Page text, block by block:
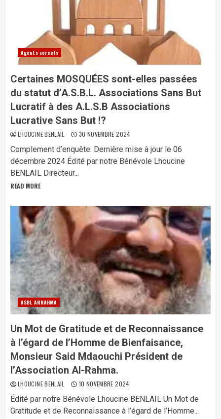
Agents sercets
Certaines MOSQUÉES sont-elles passées
du statut d’A.S.B.L. Associations Sans But
Lucratif à des A.L.S.B Associations
Lucrative Sans But !?
LHOUCINE BENLAIL 30 NOVEMBRE 2024
Complement d’enquête: Dernière mise à jour le 06
décembre 2024 Édité par notre Bénévole Lhoucine
BENLAIL Directeur...
READ MORE
ASBL ARRAHMA
Un Mot de Gratitude et de Reconnaissance
à l’égard de l’Homme de Bienfaisance,
Monsieur Said Mdaouchi Président de
l’Association Al-Rahma.
LHOUCINE BENLAIL 10 NOVEMBRE 2024
Édité par notre Bénévole Lhoucine BENLAIL Un Mot de
Gratitude et de Reconnaissance à l’égard de l’Homme...